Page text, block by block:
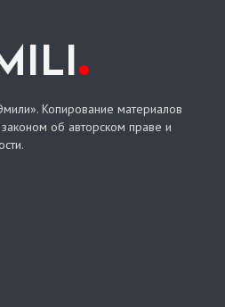
.
Копирование материалов
об авторском праве и